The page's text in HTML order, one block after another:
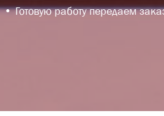
Готовую работу передаем